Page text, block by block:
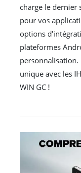
charge le
pour vos
options
plateformes
unique avec les
WIN GC !